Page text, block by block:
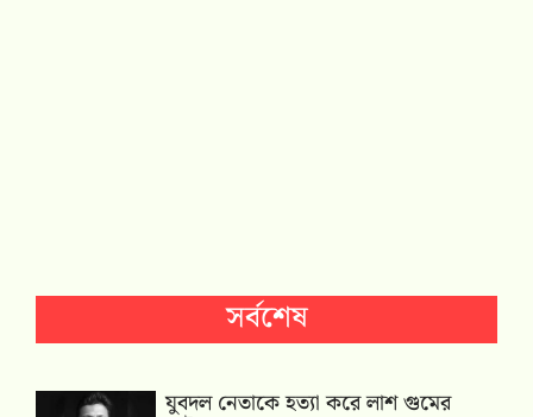
সর্বশেষ
যুবদল নেতাকে হত্যা করে লাশ গুমের